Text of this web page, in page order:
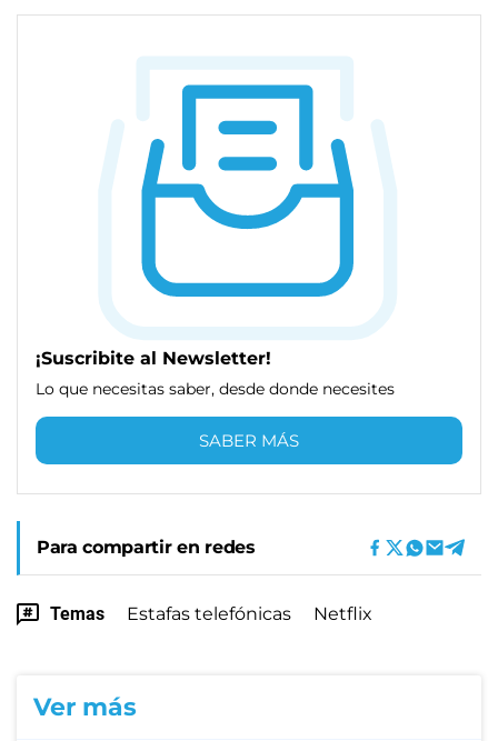
¡Suscribite al Newsletter!
Lo que necesitas saber, desde donde necesites
SABER MÁS
Para compartir en redes
Temas Estafas telefónicas Netflix
Ver más